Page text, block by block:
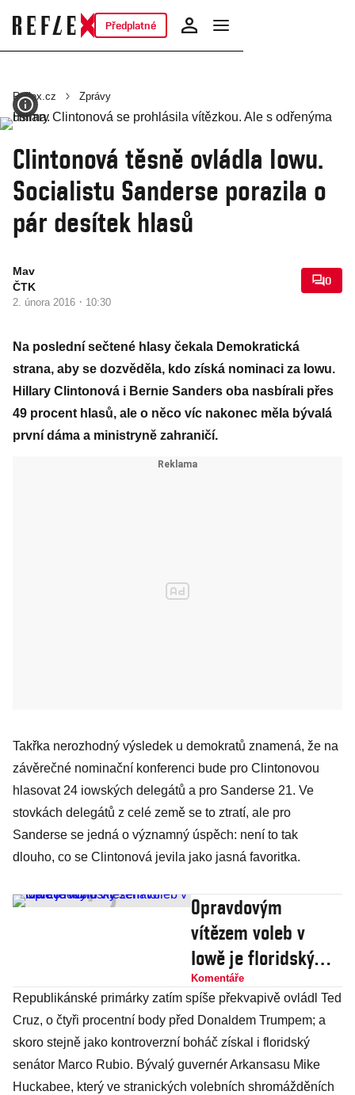
Předplatné
Reflex.cz Zprávy
Clintonová těsně ovládla Iowu.
Socialistu Sanderse porazila o
pár desítek hlasů
Mav
ČTK
2. února 2016 · 10:30
0
Na poslední sečtené hlasy čekala Demokratická
strana, aby se dozvěděla, kdo získá nominaci za Iowu.
Hillary Clintonová i Bernie Sanders oba nasbírali přes
49 procent hlasů, ale o něco víc nakonec měla bývalá
první dáma a ministryně zahraničí.
Takřka nerozhodný výsledek u demokratů znamená, že na
závěrečné nominační konferenci bude pro Clintonovou
hlasovat 24 iowských delegátů a pro Sanderse 21. Ve
stovkách delegátů z celé země se to ztratí, ale pro
Sanderse se jedná o významný úspěch: není to tak
dlouho, co se Clintonová jevila jako jasná favoritka.
Opravdovým
vítězem voleb v
Iowě je floridský
senátor Marco
Rubio
Komentáře
Republikánské primárky zatím spíše překvapivě ovládl Ted
Cruz, o čtyři procentní body před Donaldem Trumpem; a
skoro stejně jako kontroverzní boháč získal i floridský
senátor Marco Rubio. Bývalý guvernér Arkansasu Mike
Huckabee, který ve stranických volebních shromážděních